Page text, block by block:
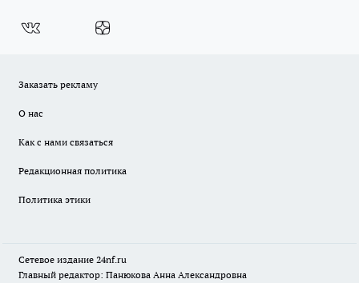
Заказать рекламу
О нас
Как с нами связаться
Редакционная политика
Политика этики
Сетевое издание 24nf.ru
Главный редактор: Панюкова Анна Александровна